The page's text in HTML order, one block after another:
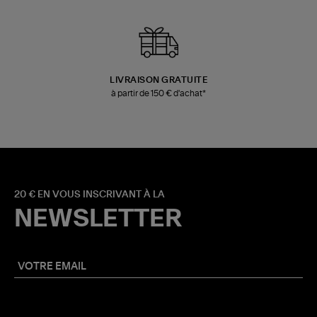
LIVRAISON GRATUITE
à partir de 150 € d'achat*
20 € EN VOUS INSCRIVANT À LA
NEWSLETTER